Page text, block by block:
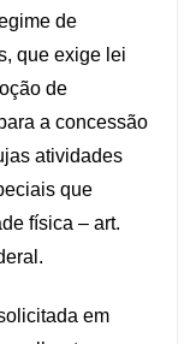
de
que exige lei
de
a concessão
atividades
que
física – art.
em